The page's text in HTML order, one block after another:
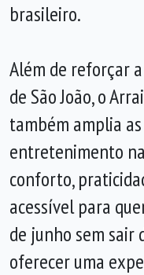
brasileiro.
Além de reforçar
de São João, o
também amplia
entretenimento
conforto,
acessível para
de junho sem sair
oferecer uma